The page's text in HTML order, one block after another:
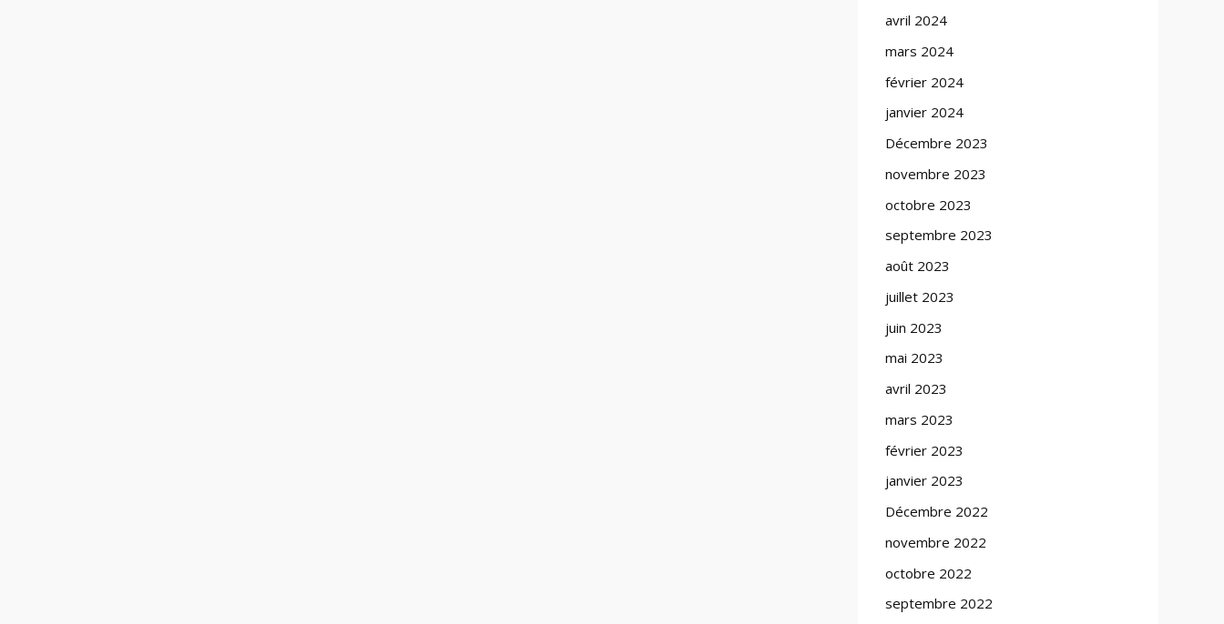
avril 2024
mars 2024
février 2024
janvier 2024
Décembre 2023
novembre 2023
octobre 2023
septembre 2023
août 2023
juillet 2023
juin 2023
mai 2023
avril 2023
mars 2023
février 2023
janvier 2023
Décembre 2022
novembre 2022
octobre 2022
septembre 2022